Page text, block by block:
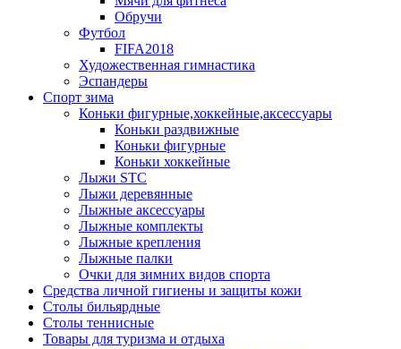
Обручи
Футбол
FIFA2018
Художественная гимнастика
Эспандеры
Спорт зима
Коньки фигурные,хоккейные,аксессуары
Коньки раздвижные
Коньки фигурные
Коньки хоккейные
Лыжи STC
Лыжи деревянные
Лыжные аксессуары
Лыжные комплекты
Лыжные крепления
Лыжные палки
Очки для зимних видов спорта
Средства личной гигиены и защиты кожи
Столы бильярдные
Столы теннисные
Товары для туризма и отдыха